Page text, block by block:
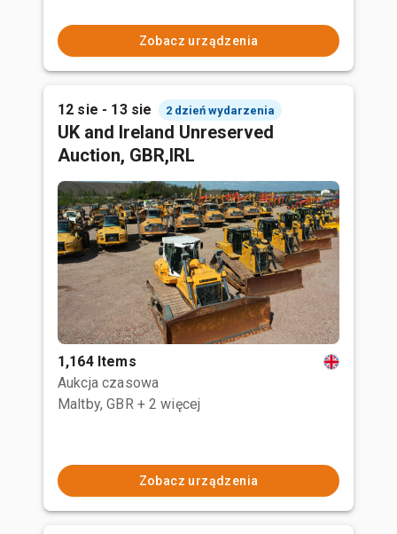
Zobacz urządzenia
12 sie - 13 sie 2 dzień wydarzenia
UK and Ireland Unreserved
Auction, GBR,IRL
1,164 Items
Aukcja czasowa
Maltby, GBR + 2 więcej
Zobacz urządzenia